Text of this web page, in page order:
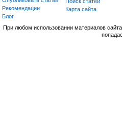
Рекомендации
Блог
Карта сайта
При любом использовании материалов